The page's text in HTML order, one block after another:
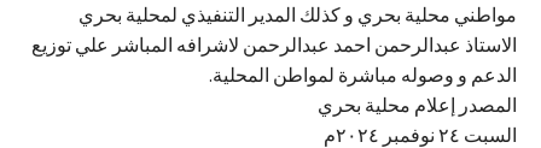
مواطني محلية بحري و كذلك المدير التنفيذي لمحلية بحري
الاستاذ عبدالرحمن احمد عبدالرحمن لاشرافه المباشر علي توزيع
الدعم و وصوله مباشرة لمواطن المحلية.
المصدر إعلام محلية بحري
السبت ٢٤ نوفمبر ٢٠٢٤م